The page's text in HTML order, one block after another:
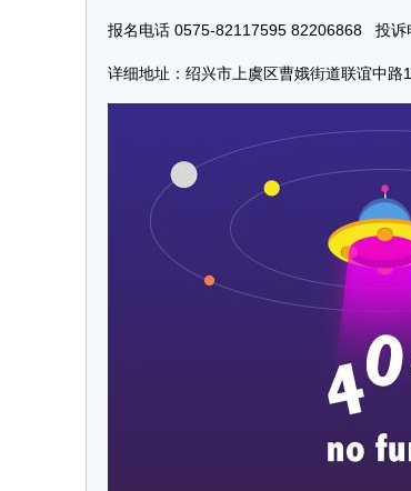
报名电话 0575-82117595 82206868 投诉
详细地址：绍兴市上虞区曹娥街道联谊中路